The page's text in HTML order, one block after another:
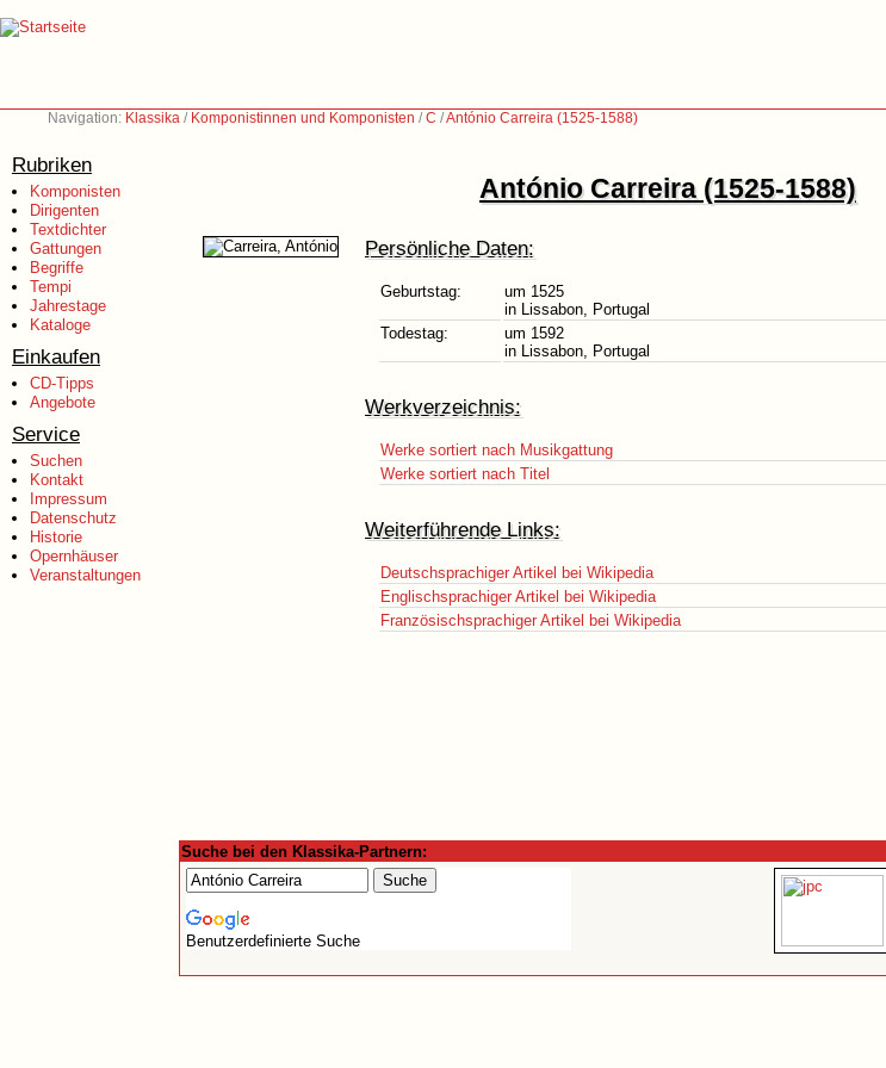
Navigation: Klassika / Komponistinnen und Komponisten /C /António Carreira (1525-1588)
Rubriken
Komponisten
Dirigenten
Textdichter
Gattungen
Begriffe
Tempi
Jahrestage
Kataloge
Einkaufen
CD-Tipps
Angebote
Service
Suchen
Kontakt
Impressum
Datenschutz
Historie
Opernhäuser
Veranstaltungen
António Carreira (1525-1588)
Persönliche Daten:
Geburtstag:
um 1525
in Lissabon, Portugal
Todestag:
um 1592
in Lissabon, Portugal
Werkverzeichnis:
Werke sortiert nach Musikgattung
Werke sortiert nach Titel
Weiterführende Links:
Deutschsprachiger Artikel bei Wikipedia
Englischsprachiger Artikel bei Wikipedia
Französischsprachiger Artikel bei Wikipedia
Suche bei den Klassika-Partnern:
Benutzerdefinierte Suche